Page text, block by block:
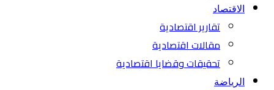
الاقتصاد
تقارير اقتصادية
مقالات اقتصادية
تحقيقات وقضايا اقتصادية
الرياضة